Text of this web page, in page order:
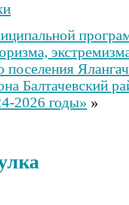
поселения
Балтачевский
2026 годы» »